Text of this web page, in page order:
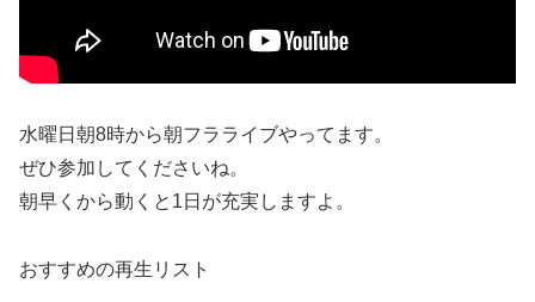
水曜日朝8時から朝フラライブやってます。
ぜひ参加してくださいね。
朝早くから動くと1日が充実しますよ。
おすすめの再生リスト